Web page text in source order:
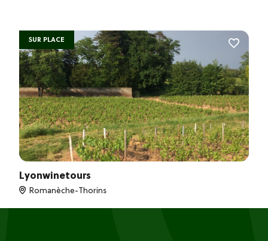
Lyonwinetours
Romanèche-Thorins
SUR PLACE